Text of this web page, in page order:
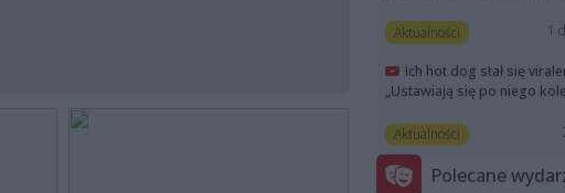
Aktualności 1
Ich hot dog stał się
„Ustawiają się po niego
Aktualności
Polecane